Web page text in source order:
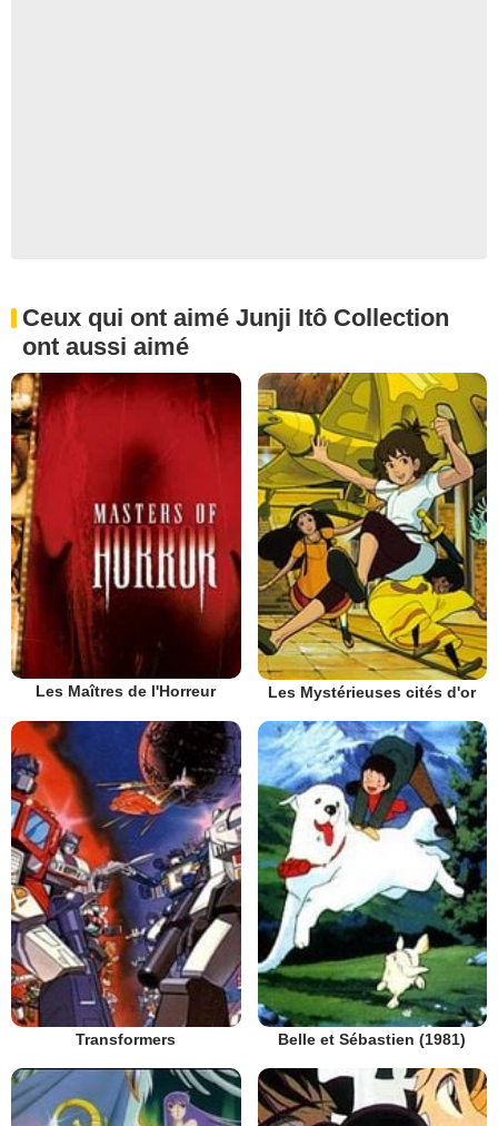
Ceux qui ont aimé Junji Itô Collection
ont aussi aimé
Les Maîtres de l'Horreur Les Mystérieuses cités d'or
Transformers Belle et Sébastien (1981)